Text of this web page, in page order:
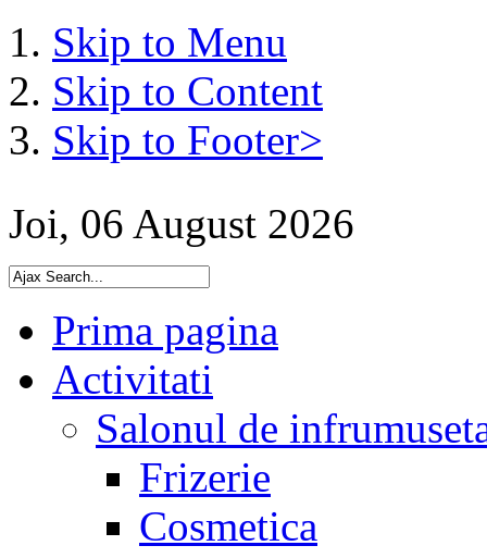
Skip to Menu
Skip to Content
Skip to Footer>
Joi, 06 August 2026
Prima pagina
Activitati
Salonul de
Frizerie
Cosmetica